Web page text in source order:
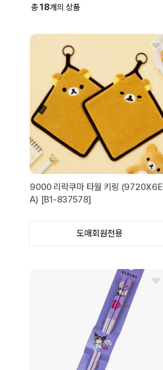
총18개의 상품
9000 리락쿠마 타월 키링 (9720X6E
A) [B1-837578]
도매회원전용